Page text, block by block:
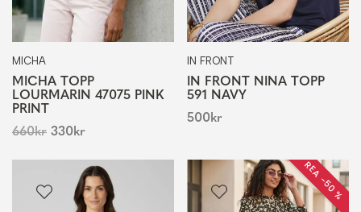
MICHA
MICHA TOPP
LOURMARIN 47075 PINK
PRINT
660kr 330kr
IN FRONT
IN FRONT NINA TOPP
591 NAVY
500kr
REA −50 %